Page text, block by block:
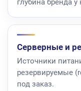
глубина бренда у
Серверные и
Источники
резервируемые
под заказ.